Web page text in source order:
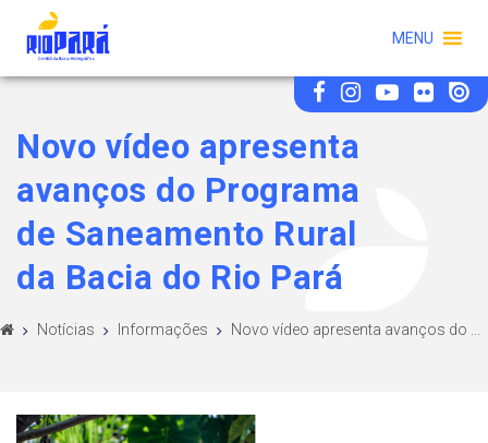
MENU
Novo vídeo apresenta
avanços do Programa
de Saneamento Rural
da Bacia do Rio Pará
Notícias Informações Novo vídeo apresenta avanços do ...